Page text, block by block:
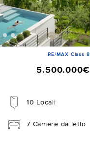
RE/MAX Class 8
5.500.000€
10 Locali
7 Camere da letto